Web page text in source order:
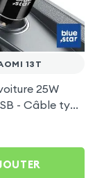
13T
25W
- Câble type
Star pour